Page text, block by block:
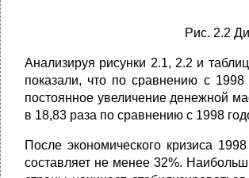
Рис. 2.2
Анализируя рисунки 2.1, 2.2 и
показали, что по сравнению с
постоянное увеличение денежной
в 18,83 раза по сравнению с 1998
После экономического кризиса
составляет не менее 32%.